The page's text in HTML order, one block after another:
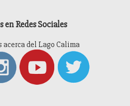
en Redes Sociales
acerca del Lago Calima